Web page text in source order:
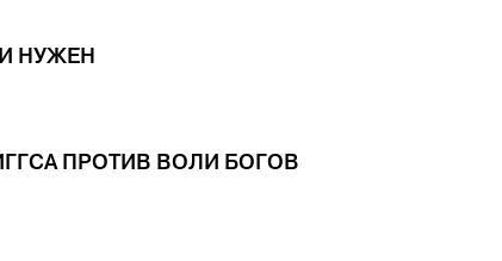
НУЖЕН
ПРОТИВ ВОЛИ БОГОВ